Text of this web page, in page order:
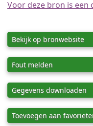
Voor deze bron is een
Bekijk op bronwebsite
Fout melden
Gegevens downloaden
Toevoegen aan